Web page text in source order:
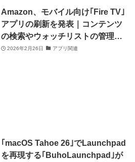
Amazon、モバイル向け｢Fire TV｣
アプリの刷新を発表｜コンテンツ
の検索やウォッチリストの管理が
可能に
2026年2月26日 アプリ関連
｢macOS Tahoe 26｣でLaunchpad
を再現する｢BuhoLaunchpad｣が